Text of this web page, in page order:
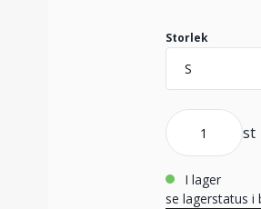
Storlek
st
i lager
se lagerstatus i